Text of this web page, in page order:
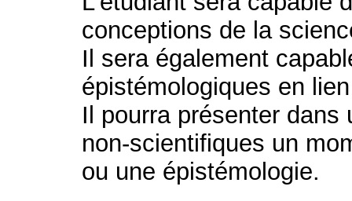
conceptions de la
Il sera également
épistémologiques en
Il pourra présenter
non-scientifiques un
ou une épistémologie.